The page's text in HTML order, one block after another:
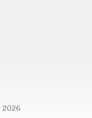
2026